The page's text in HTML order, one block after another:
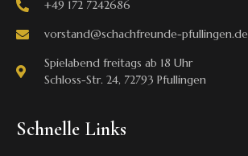
+49 172 7242686
vorstand@schachfreunde-pfullingen.de
Spielabend freitags ab 18 Uhr
Schloss-Str. 24, 72793 Pfullingen
Schnelle Links